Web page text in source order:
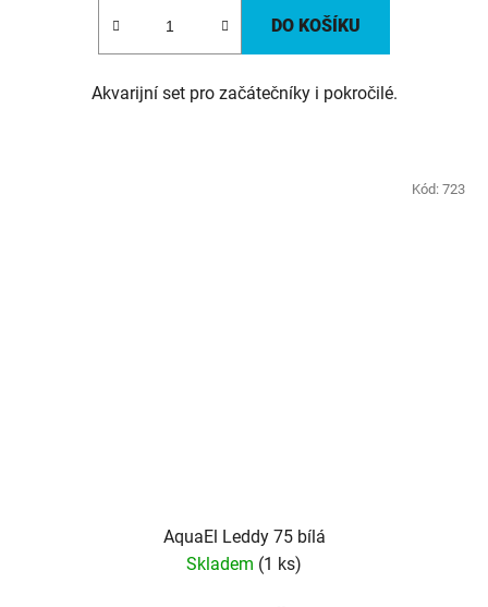
DO KOŠÍKU
Akvarijní set pro začátečníky i pokročilé.
AquaEl Leddy 75 bílá
Skladem (1 ks)
Kód: 723